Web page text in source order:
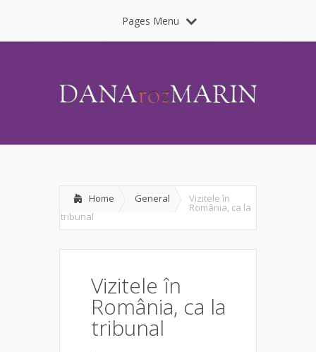
Pages Menu
Home General Vizitele în
România, ca la
tribunal
Vizitele în
România, ca la
tribunal